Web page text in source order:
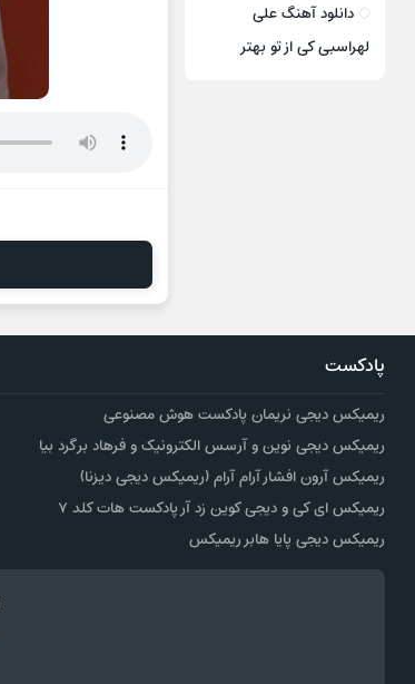
دانلود آهنگ علی
لهراسبی کی از تو ‌بهتر
پادکست
ریمیکس دیجی نریمان پادکست هوش مصنوعی
ریمیکس دیجی نوین و آرسس الکترونیک و فرهاد برگرد بیا
ریمیکس آرون افشار آرام آرام (ریمیکس دیجی دیزنا)
ریمیکس ای کی و دیجی کوین زد آر پادکست هات کلد ۷
ریمیکس دیجی پایا هابر ریمیکس